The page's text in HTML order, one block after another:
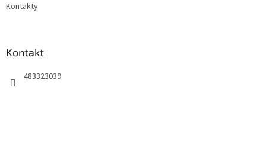
Kontakty
Kontakt
483323039